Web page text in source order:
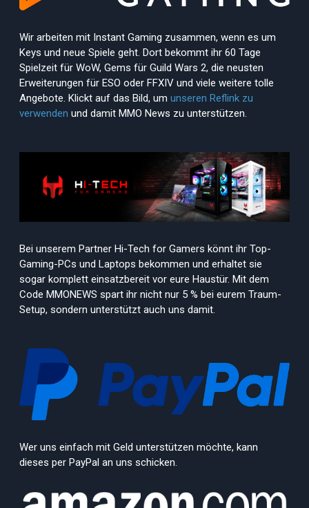
Wir arbeiten mit Instant Gaming zusammen, wenn es um
Keys und neue Spiele geht. Dort bekommt ihr 60 Tage
Spielzeit für WoW, Gems für Guild Wars 2, die neusten
Erweiterungen für ESO oder FFXIV und viele weitere tolle
Angebote. Klickt auf das Bild, um unseren Reflink zu
verwenden und damit MMO News zu unterstützen.
Bei unserem Partner Hi-Tech for Gamers könnt ihr Top-
Gaming-PCs und Laptops bekommen und erhaltet sie
sogar komplett einsatzbereit vor eure Haustür. Mit dem
Code MMONEWS spart ihr nicht nur 5 % bei eurem Traum-
Setup, sondern unterstützt auch uns damit.
Wer uns einfach mit Geld unterstützen möchte, kann
dieses per PayPal an uns schicken.